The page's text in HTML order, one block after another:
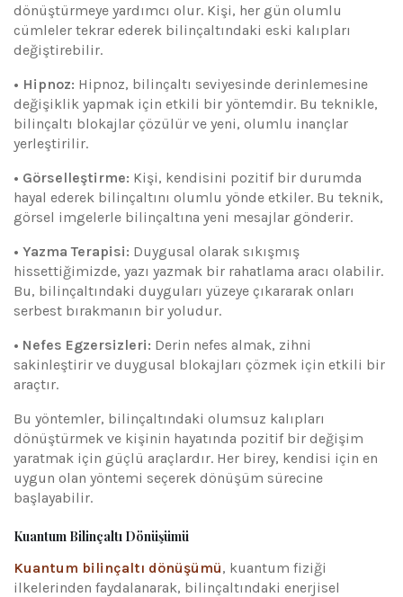
dönüştürmeye yardımcı olur. Kişi, her gün olumlu
cümleler tekrar ederek bilinçaltındaki eski kalıpları
değiştirebilir.
• Hipnoz: Hipnoz, bilinçaltı seviyesinde derinlemesine
değişiklik yapmak için etkili bir yöntemdir. Bu teknikle,
bilinçaltı blokajlar çözülür ve yeni, olumlu inançlar
yerleştirilir.
• Görselleştirme: Kişi, kendisini pozitif bir durumda
hayal ederek bilinçaltını olumlu yönde etkiler. Bu teknik,
görsel imgelerle bilinçaltına yeni mesajlar gönderir.
• Yazma Terapisi: Duygusal olarak sıkışmış
hissettiğimizde, yazı yazmak bir rahatlama aracı olabilir.
Bu, bilinçaltındaki duyguları yüzeye çıkararak onları
serbest bırakmanın bir yoludur.
• Nefes Egzersizleri: Derin nefes almak, zihni
sakinleştirir ve duygusal blokajları çözmek için etkili bir
araçtır.
Bu yöntemler, bilinçaltındaki olumsuz kalıpları
dönüştürmek ve kişinin hayatında pozitif bir değişim
yaratmak için güçlü araçlardır. Her birey, kendisi için en
uygun olan yöntemi seçerek dönüşüm sürecine
başlayabilir.
Kuantum Bilinçaltı Dönüşümü
Kuantum bilinçaltı dönüşümü, kuantum fiziği
ilkelerinden faydalanarak, bilinçaltındaki enerjisel